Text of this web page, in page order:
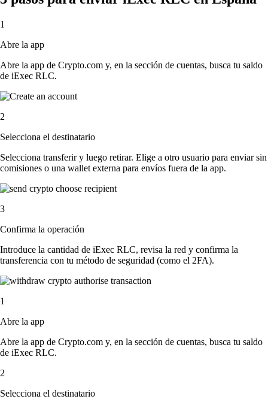
1
Abre la app
Abre la app de Crypto.com y, en la sección de cuentas, busca tu saldo
de iExec RLC.
2
Selecciona el destinatario
Selecciona transferir y luego retirar. Elige a otro usuario para enviar sin
comisiones o una wallet externa para envíos fuera de la app.
3
Confirma la operación
Introduce la cantidad de iExec RLC, revisa la red y confirma la
transferencia con tu método de seguridad (como el 2FA).
1
Abre la app
Abre la app de Crypto.com y, en la sección de cuentas, busca tu saldo
de iExec RLC.
2
Selecciona el destinatario